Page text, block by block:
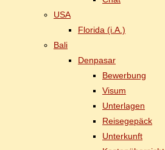
USA
Flo­ri­da (i.A.)
Ba­li
Den­pasar
Be­wer­bung
Vi­sum
Un­ter­la­gen
Rei­se­ge­päck
Un­ter­kunft